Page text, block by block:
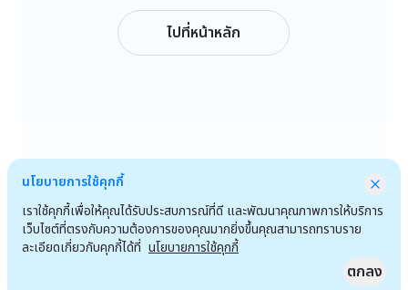
ไปที่หน้าหลัก
นโยบายการใช้คุกกี้
เราใช้คุกกี้เพื่อให้คุณได้รับประสบการณ์ที่ดี และพัฒนาคุณภาพการให้บริการ
เว็บไซต์ที่ตรงกับความต้องการของคุณมากยิ่งขึ้นคุณสามารถทราบราย
ละเอียดเกี่ยวกับคุกกี้ได้ที่ นโยบายการใช้คุกกี้
ตกลง